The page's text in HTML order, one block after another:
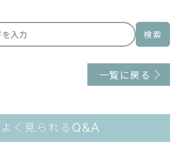
検索
一覧に戻る
よく見られる Q&A